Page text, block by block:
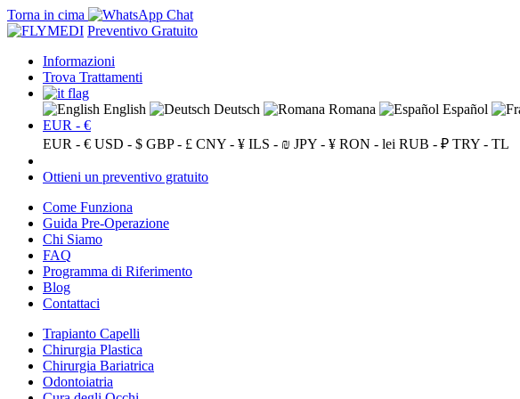
Torna in cima
Preventivo Gratuito
Informazioni
Trova Trattamenti
English Deutsch Romana Español
EUR - €
EUR - € USD - $ GBP - £ CNY - ¥ ILS - ₪ JPY - ¥ RON - lei RUB - ₽ TRY - TL
Ottieni un preventivo gratuito
Come Funziona
Guida Pre-Operazione
Chi Siamo
FAQ
Programma di Riferimento
Blog
Contattaci
Trapianto Capelli
Chirurgia Plastica
Chirurgia Bariatrica
Odontoiatria